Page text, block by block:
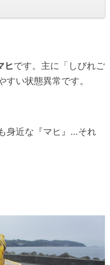
ヒです。主に「しびれご
すい状態異常です。
身近な『マヒ』…それ